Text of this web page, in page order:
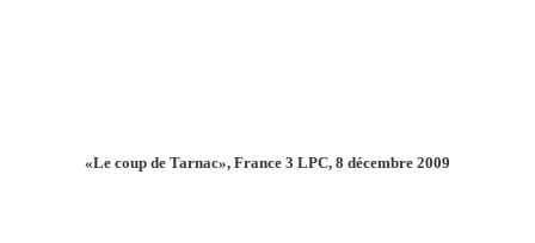
«Le coup de Tarnac», France 3 LPC, 8 décembre 2009